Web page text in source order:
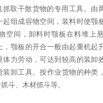
抓取干散货物的专用工具。由
起组成容物空间，装料时使颚
空间，卸料时颚板在料堆上
，颚板的开合一般由起重机起
体力劳动，可达到较高的装卸
装卸工具。按作业货物的种类
斗、木材抓斗等。